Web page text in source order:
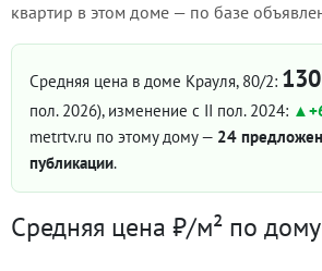
квартир в этом доме — по базе
Средняя цена в доме Крауля, 80/2:
пол. 2026), изменение с II пол. 2024:
metrtv.ru по этому дому — 24
публикации.
Средняя цена ₽/м² по дому